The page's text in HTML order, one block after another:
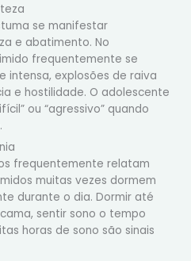
se manifestar
e abatimento. No
frequentemente se
intensa, explosões de raiva
e hostilidade. O adolescente
ou “agressivo” quando
frequentemente relatam
muitas vezes dormem
durante o dia. Dormir até
sentir sono o tempo
horas de sono são sinais